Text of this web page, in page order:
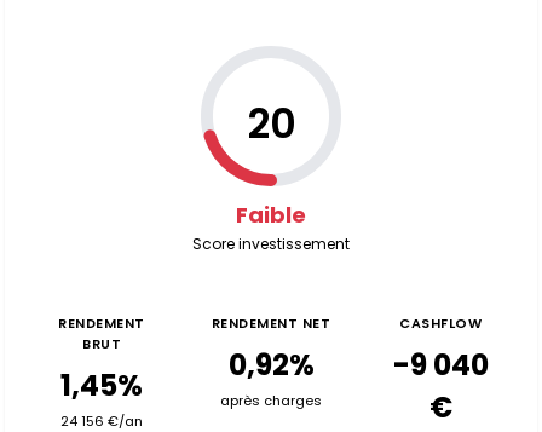
20
Faible
Score investissement
RENDEMENT
BRUT
1,45%
24 156 €/an
RENDEMENT NET
0,92%
après charges
CASHFLOW
-9 040
€